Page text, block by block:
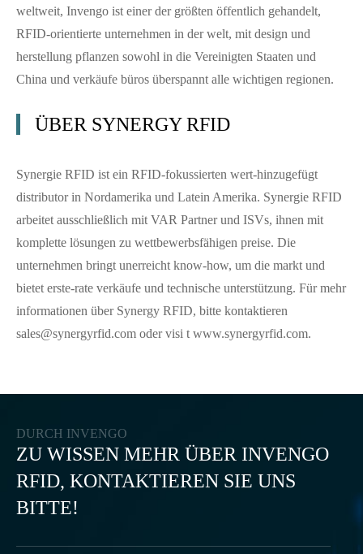
weltweit, Invengo ist einer der größten öffentlich gehandelt,
RFID-orientierte unternehmen in der welt, mit design und
herstellung pflanzen sowohl in die Vereinigten Staaten und
China und verkäufe büros überspannt alle wichtigen regionen.
ÜBER SYNERGY RFID
Synergie RFID ist ein RFID-fokussierten wert-hinzugefügt
distributor in Nordamerika und Latein Amerika. Synergie RFID
arbeitet ausschließlich mit VAR Partner und ISVs, ihnen mit
komplette lösungen zu wettbewerbsfähigen preise. Die
unternehmen bringt unerreicht know-how, um die markt und
bietet erste-rate verkäufe und technische unterstützung. Für mehr
informationen über Synergy RFID, bitte kontaktieren
sales@synergyrfid.com oder visi t www.synergyrfid.com.
DURCH INVENGO
ZU WISSEN MEHR ÜBER INVENGO
RFID, KONTAKTIEREN SIE UNS
BITTE!